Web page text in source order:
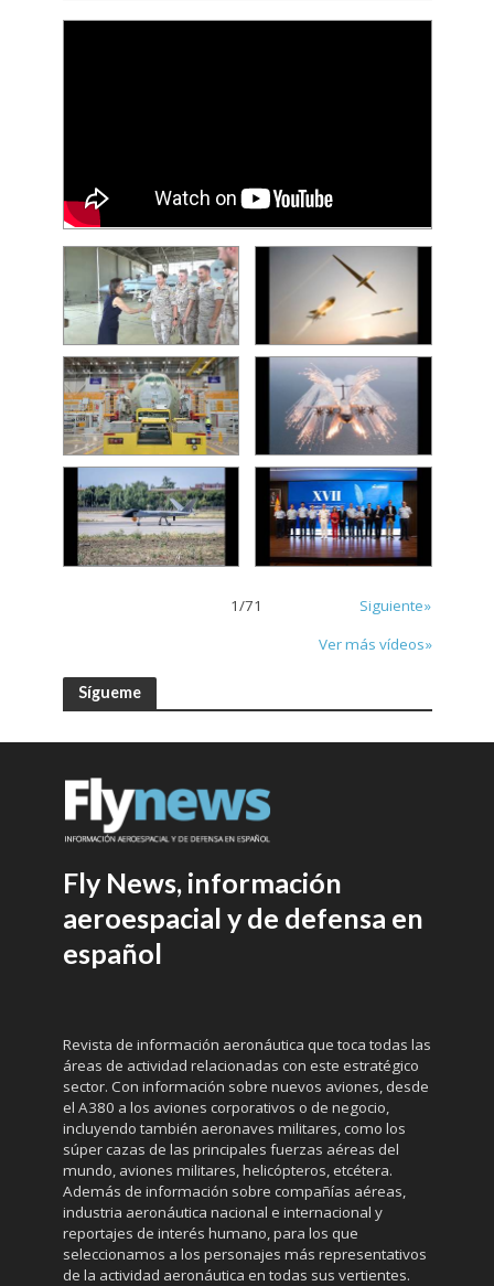
1/71
Siguiente»
Ver más vídeos»
Sígueme
Fly News, información
aeroespacial y de defensa en
español
Revista de información aeronáutica que toca todas las
áreas de actividad relacionadas con este estratégico
sector. Con información sobre nuevos aviones, desde
el A380 a los aviones corporativos o de negocio,
incluyendo también aeronaves militares, como los
súper cazas de las principales fuerzas aéreas del
mundo, aviones militares, helicópteros, etcétera.
Además de información sobre compañías aéreas,
industria aeronáutica nacional e internacional y
reportajes de interés humano, para los que
seleccionamos a los personajes más representativos
de la actividad aeronáutica en todas sus vertientes.